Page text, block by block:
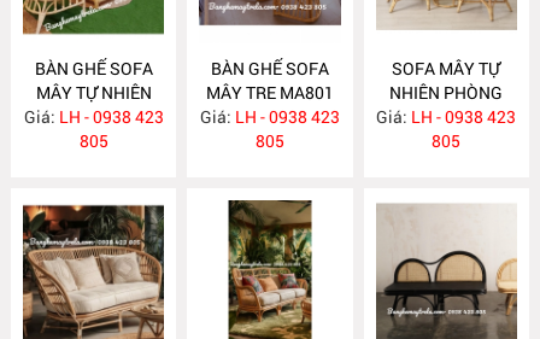
BÀN GHẾ SOFA
MÂY TỰ NHIÊN
PHÒNG KHÁCH
MA811
Giá: LH - 0938 423
805
BÀN GHẾ SOFA
MÂY TRE MA801
Giá: LH - 0938 423
805
SOFA MÂY TỰ
NHIÊN PHÒNG
KHÁCH MA800
Giá: LH - 0938 423
805